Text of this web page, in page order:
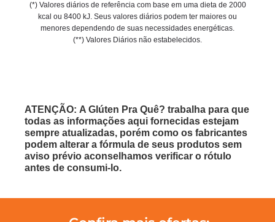
(*) Valores diários de referência com base em uma dieta de 2000
kcal ou 8400 kJ. Seus valores diários podem ter maiores ou
menores dependendo de suas necessidades energéticas.
(**) Valores Diários não estabelecidos.
ATENÇÃO: A Glúten Pra Quê? trabalha para que
todas as informações aqui fornecidas estejam
sempre atualizadas, porém como os fabricantes
podem alterar a fórmula de seus produtos sem
aviso prévio aconselhamos verificar o rótulo
antes de consumi-lo.